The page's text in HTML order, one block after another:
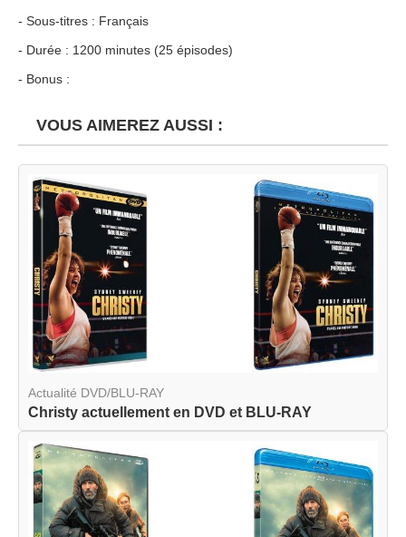
- Sous-titres : Français
- Durée : 1200 minutes (25 épisodes)
- Bonus :
VOUS AIMEREZ AUSSI :
Actualité DVD/BLU-RAY
Christy actuellement en DVD et BLU-RAY